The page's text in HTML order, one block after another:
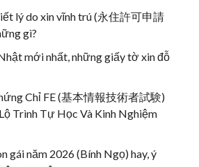
lý do xin vĩnh trú (永住許可申請
gì?
mới nhất, những giấy tờ xin đỗ
Chỉ FE (基本情報技術者試験)
Trình Tự Học Và Kinh Nghiệm
gái năm 2026 (Bính Ngọ) hay, ý